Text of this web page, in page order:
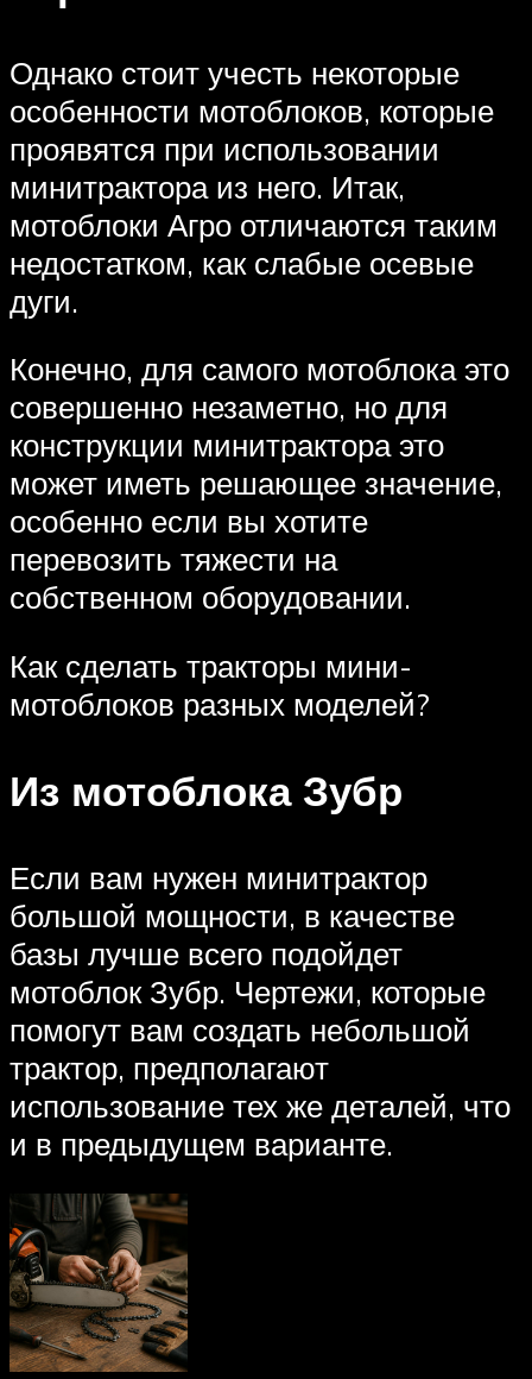
Однако стоит учесть некоторые
особенности мотоблоков, которые
проявятся при использовании
минитрактора из него. Итак,
мотоблоки Агро отличаются таким
недостатком, как слабые осевые
дуги.
Конечно, для самого мотоблока это
совершенно незаметно, но для
конструкции минитрактора это
может иметь решающее значение,
особенно если вы хотите
перевозить тяжести на
собственном оборудовании.
Как сделать тракторы мини-
мотоблоков разных моделей?
Из мотоблока Зубр
Если вам нужен минитрактор
большой мощности, в качестве
базы лучше всего подойдет
мотоблок Зубр. Чертежи, которые
помогут вам создать небольшой
трактор, предполагают
использование тех же деталей, что
и в предыдущем варианте.